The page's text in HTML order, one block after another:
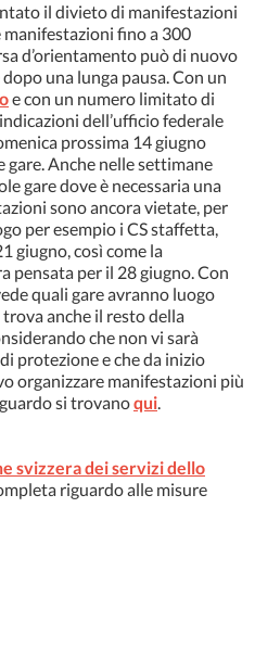
il divieto di manifestazioni
fino a 300
d’orientamento può di nuovo
una lunga pausa. Con un
e con un numero limitato di
dell’ufficio federale
prossima 14 giugno
Anche nelle settimane
gare dove è necessaria una
sono ancora vietate, per
per esempio i CS staffetta,
giugno, così come la
pensata per il 28 giugno. Con
quali gare avranno luogo
anche il resto della
che non vi sarà
protezione e che da inizio
organizzare manifestazioni più
si trovanoqui.
svizzera dei servizi dello
riguardo alle misure